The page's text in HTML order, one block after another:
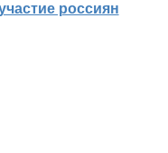
россиян